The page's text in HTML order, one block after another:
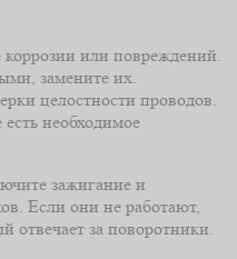
коррозии или повреждений.
замените их.
целостности проводов.
необходимое
зажигание и
Если они не работают,
отвечает за поворотники.